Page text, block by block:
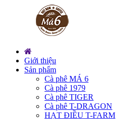
Giới thiệu
Sản phẩm
Cà phê MÁ 6
Cà phê 1979
Cà phê TIGER
Cà phê T-DRAGON
HẠT ĐIỀU T-FARM